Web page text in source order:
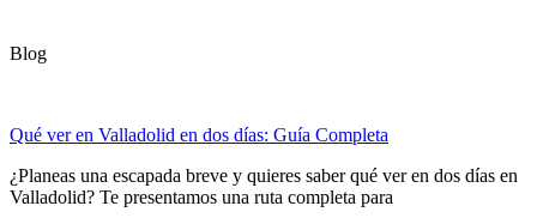
Blog
Qué ver en Valladolid en dos días: Guía Completa
¿Planeas una escapada breve y quieres saber qué ver en dos días en
Valladolid? Te presentamos una ruta completa para